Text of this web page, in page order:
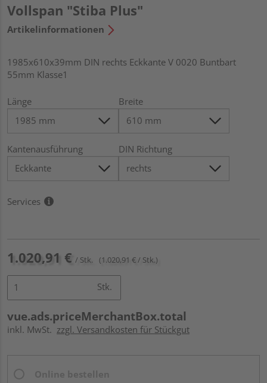
Vollspan "Stiba Plus"
Artikelinformationen
1985x610x39mm DIN rechts Eckkante V 0020 Buntbart
55mm Klasse1
Länge Breite
Kantenausführung DIN Richtung
Services
1.020,91 € / Stk. (1.020,91 € / Stk.)
Stk.
vue.ads.priceMerchantBox.total
inkl. MwSt. zzgl. Versandkosten für Stückgut